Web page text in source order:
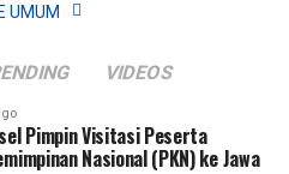
UMUM
VIDEOS
Pimpin Visitasi Peserta
Nasional (PKN) ke Jawa